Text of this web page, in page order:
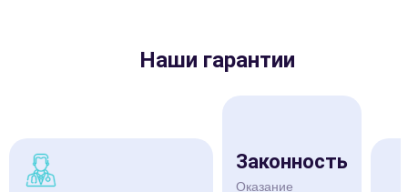
Наши гарантии
Законность
Оказание